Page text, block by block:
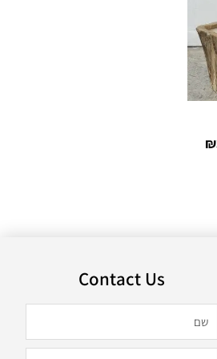
₪
₪377.10.
Contact Us